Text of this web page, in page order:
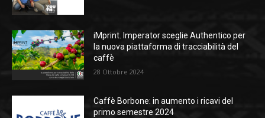
iMprint. Imperator sceglie Authentico per
la nuova piattaforma di tracciabilità del
caffè
28 Ottobre 2024
Caffè Borbone: in aumento i ricavi del
primo semestre 2024